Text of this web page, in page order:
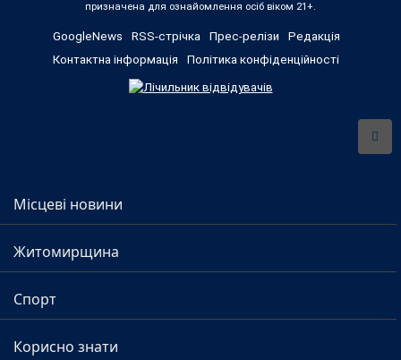
призначена для ознайомлення осіб віком 21+.
GoogleNews RSS-стрічка Прес-релізи
Редакція
Контактна інформація
Політика конфіденційності
Місцеві новини
Житомирщина
Спорт
Корисно знати